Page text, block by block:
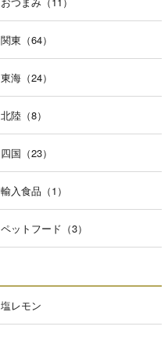
関東（64）
東海（24）
北陸（8）
四国（23）
輸入食品（1）
ペットフード（3）
塩レモン